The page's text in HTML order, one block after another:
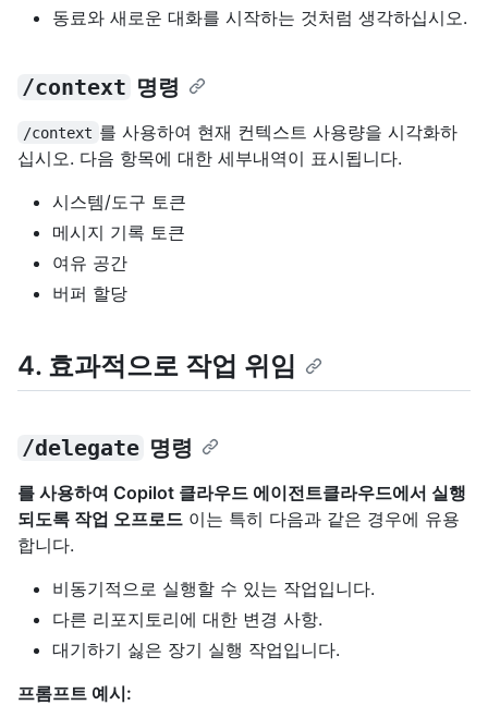
동료와 새로운 대화를 시작하는 것처럼 생각하십시오.
/context 명령
/context 를 사용하여 현재 컨텍스트 사용량을 시각화하
십시오. 다음 항목에 대한 세부내역이 표시됩니다.
시스템/도구 토큰
메시지 기록 토큰
여유 공간
버퍼 할당
4. 효과적으로 작업 위임
/delegate 명령
를 사용하여 Copilot 클라우드 에이전트클라우드에서 실행
되도록 작업 오프로드 이는 특히 다음과 같은 경우에 유용
합니다.
비동기적으로 실행할 수 있는 작업입니다.
다른 리포지토리에 대한 변경 사항.
대기하기 싫은 장기 실행 작업입니다.
프롬프트 예시: